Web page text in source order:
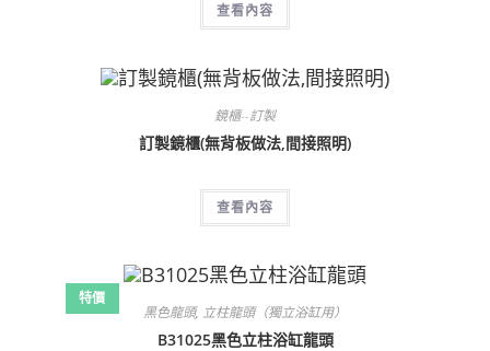
查看內容
鏡櫃--訂製
訂製鏡櫃(無背板做法,間接照明)
查看內容
特價
黑色龍頭, 立柱龍頭（獨立浴缸用）
B31025黑色立柱浴缸龍頭